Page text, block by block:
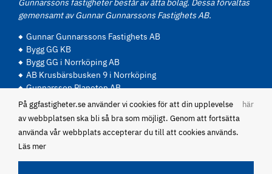
Gunnarssons fastigheter består av åtta bolag. Dessa förvaltas
gemensamt av Gunnar Gunnarssons Fastighets AB.
Gunnar Gunnarssons Fastighets AB
Bygg GG KB
Bygg GG i Norrköping AB
AB Krusbärsbusken 9 i Norrköping
Gunnarsson Planeten AB
Panare AB
P Gunnarsson Fastigheter AB
Abel Becker Fastighets AB
På ggfastigheter.se använder vi cookies för att din upplevelse
av webbplatsen ska bli så bra som möjligt. Genom att fortsätta
använda vår webbplats accepterar du till att cookies används.
Läs mer
här